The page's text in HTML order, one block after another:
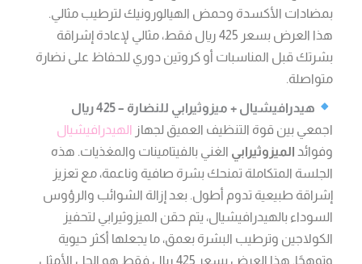
بمضادات الأكسدة وحمض الهيالورونيك لترطيب مثالي.
هذا العرض بسعر 425 ريال فقط، مثالي لإعادة إشراقة
بشرتك قبل المناسبات أو كروتين دوري للحفاظ على نضارة
متواصلة.
هيدرافيشيال + ميزوثيرابي للنضارة – 425 ريال
اجمعي بين قوة التنظيف العميق لجهاز الهيدرافيشيال
وفوائد الميزوثيرابي الغني بالفيتامينات والمغذيات. هذه
الجلسة المتكاملة تمنحك بشرة صافية وناعمة، مع تعزيز
إشراقة طبيعية تدوم أطول. بعد إزالة الشوائب والرؤوس
السوداء بالهيدرافيشيال، يتم حقن الميزوثيرابي لتحفيز
الكولاجين وترطيب البشرة بعمق، ما يجعلها أكثر حيوية
وتوهجًا. هذا العرض بسعر 425 ريال فقط هو الحل الأمثل